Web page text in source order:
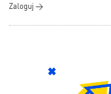
Zaloguj >